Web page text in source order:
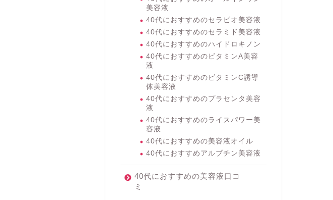
美容液
40代におすすめのセラビオ美容液
40代におすすめのセラミド美容液
40代におすすめのハイドロキノン
40代におすすめのビタミンA美容
液
40代におすすめのビタミンC誘導
体美容液
40代におすすめのプラセンタ美容
液
40代におすすめのライスパワー美
容液
40代におすすめの美容液オイル
40代におすすめアルブチン美容液
40代におすすめの美容液口コ
ミ